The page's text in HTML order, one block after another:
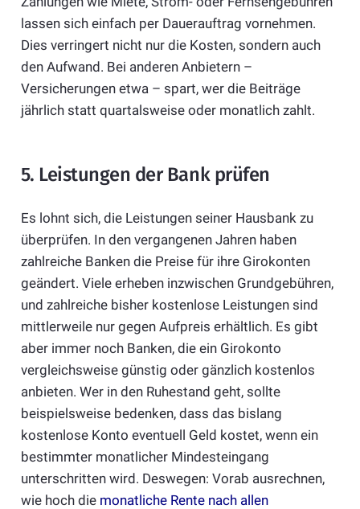
lassen sich einfach per Dauerauftrag vornehmen.
Dies verringert nicht nur die Kosten, sondern auch
den Aufwand. Bei anderen Anbietern –
Versicherungen etwa – spart, wer die Beiträge
jährlich statt quartalsweise oder monatlich zahlt.
5. Leistungen der Bank prüfen
Es lohnt sich, die Leistungen seiner Hausbank zu
überprüfen. In den vergangenen Jahren haben
zahlreiche Banken die Preise für ihre Girokonten
geändert. Viele erheben inzwischen Grundgebühren,
und zahlreiche bisher kostenlose Leistungen sind
mittlerweile nur gegen Aufpreis erhältlich. Es gibt
aber immer noch Banken, die ein Girokonto
vergleichsweise günstig oder gänzlich kostenlos
anbieten. Wer in den Ruhestand geht, sollte
beispielsweise bedenken, dass das bislang
kostenlose Konto eventuell Geld kostet, wenn ein
bestimmter monatlicher Mindesteingang
unterschritten wird. Deswegen: Vorab ausrechnen,
wie hoch die monatliche Rente nach allen